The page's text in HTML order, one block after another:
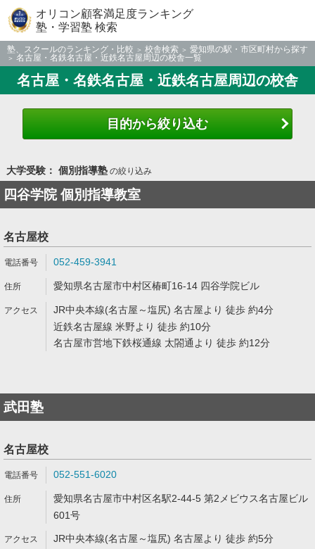
オリコン顧客満足度ランキング
塾・学習塾 検索
塾、スクールのランキング・比較 校舎検索
愛知県の駅・市区町村から探す
名古屋・名鉄名古屋・近鉄名古屋周辺の校舎一覧
名古屋・名鉄名古屋・近鉄名古屋周辺の校舎
目的から絞り込む
大学受験： 個別指導塾の絞り込み
四谷学院 個別指導教室
名古屋校
052-459-3941
愛知県名古屋市中村区椿町16-14 四谷学院ビル
JR中央本線(名古屋～塩尻) 名古屋より 徒歩 約4分
近鉄名古屋線 米野より 徒歩 約10分
名古屋市営地下鉄桜通線 太閤通より 徒歩 約12分
武田塾
名古屋校
052-551-6020
愛知県名古屋市中村区名駅2-44-5 第2メビウス名古屋ビル
601号
JR中央本線(名古屋～塩尻) 名古屋より 徒歩 約5分